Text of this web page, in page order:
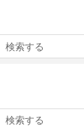
検索する
検索する